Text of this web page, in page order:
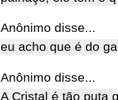
Anônimo disse...
eu acho que é do
Anônimo disse...
A Cristal é tão puta